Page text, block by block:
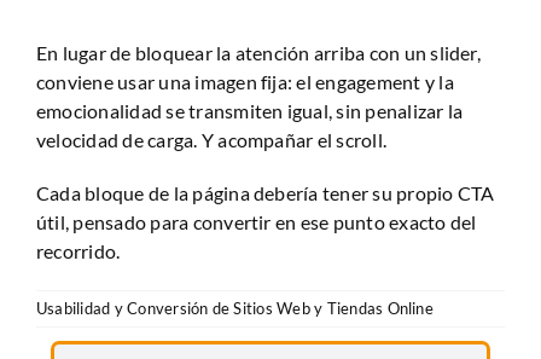
En lugar de bloquear la atención arriba con un slider,
conviene usar una imagen fija: el engagement y la
emocionalidad se transmiten igual, sin penalizar la
velocidad de carga. Y acompañar el scroll.
Cada bloque de la página debería tener su propio CTA
útil, pensado para convertir en ese punto exacto del
recorrido.
Usabilidad y Conversión de Sitios Web y Tiendas Online